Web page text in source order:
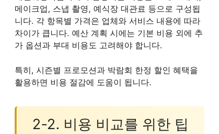
메이크업, 스냅 촬영, 예식장 대관료 등으로 구성됩
니다. 각 항목별 가격은 업체와 서비스 내용에 따라
차이가 큽니다. 예산 계획 시에는 기본 비용 외에 추
가 옵션과 부대 비용도 고려해야 합니다.
특히, 시즌별 프로모션과 박람회 한정 할인 혜택을
활용하면 비용 절감에 도움이 됩니다.
2-2. 비용 비교를 위한 팁